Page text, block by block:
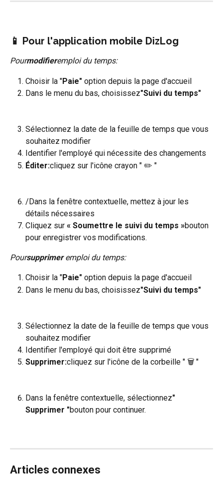
📱 Pour l'application mobile DizLog
Pourmodifieremploi du temps:
Choisir la "Paie" option depuis la page d'accueil
Dans le menu du bas, choisissez"Suivi du temps"
Sélectionnez la date de la feuille de temps que vous
souhaitez modifier
Identifier l'employé qui nécessite des changements
Éditer:cliquez sur l'icône crayon " ✏️ "
/Dans la fenêtre contextuelle, mettez à jour les
détails nécessaires
Cliquez sur « Soumettre le suivi du temps »bouton
pour enregistrer vos modifications.
Poursupprimer emploi du temps:
Choisir la "Paie" option depuis la page d'accueil
Dans le menu du bas, choisissez"Suivi du temps"
Sélectionnez la date de la feuille de temps que vous
souhaitez modifier
Identifier l'employé qui doit être supprimé
Supprimer:cliquez sur l'icône de la corbeille " 🗑️ "
Dans la fenêtre contextuelle, sélectionnez"
Supprimer "bouton pour continuer.
Articles connexes